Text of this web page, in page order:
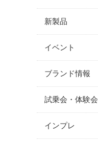
新製品
イベント
ブランド情報
試乗会・体験会
インプレ